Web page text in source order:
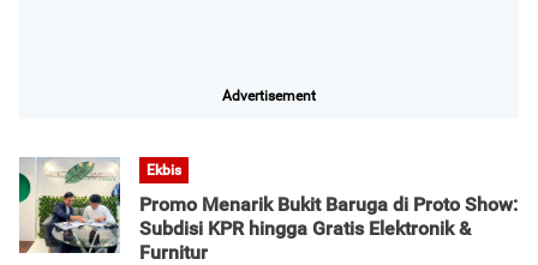
Advertisement
Ekbis
Promo Menarik Bukit Baruga di Proto Show:
Subdisi KPR hingga Gratis Elektronik &
Furnitur